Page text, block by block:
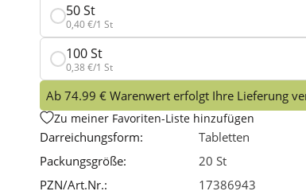
50 St
0,40 €/1 St
100 St
0,38 €/1 St
Ab 74.99 € Warenwert erfolgt Ihre Lieferung
Zu meiner Favoriten-Liste hinzufügen
Darreichungsform:
Tabletten
Packungsgröße:
20 St
PZN/Art.Nr.:
17386943